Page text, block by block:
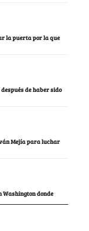
la puerta por la que
de haber sido
Mejía para luchar
Washington donde